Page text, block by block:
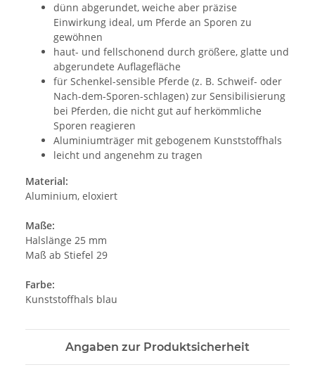
dünn abgerundet, weiche aber präzise
Einwirkung ideal, um Pferde an Sporen zu
gewöhnen
haut- und fellschonend durch größere, glatte und
abgerundete Auflagefläche
für Schenkel-sensible Pferde (z. B. Schweif- oder
Nach-dem-Sporen-schlagen) zur Sensibilisierung
bei Pferden, die nicht gut auf herkömmliche
Sporen reagieren
Aluminiumträger mit gebogenem Kunststoffhals
leicht und angenehm zu tragen
Material:
Aluminium, eloxiert
Maße:
Halslänge 25 mm
Maß ab Stiefel 29
Farbe:
Kunststoffhals blau
Angaben zur Produktsicherheit